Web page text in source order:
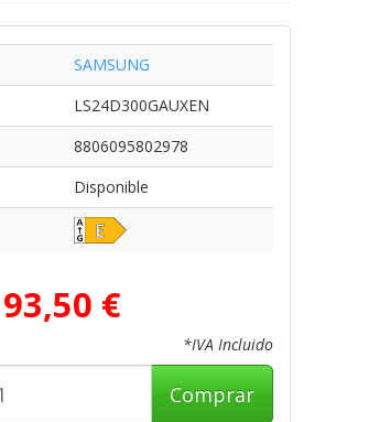
SAMSUNG
LS24D300GAUXEN
8806095802978
Disponible
93,50 €
*IVA Incluido
Comprar